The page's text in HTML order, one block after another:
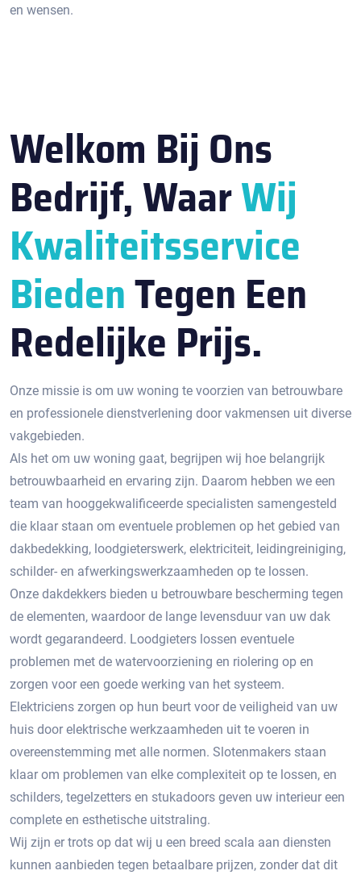
en wensen.​
Welkom Bij Ons
Bedrijf, WaarWij
Kwaliteitsservice
BiedenTegen Een
Redelijke Prijs.
Onze missie is om uw woning te voorzien van betrouwbare
en professionele dienstverlening door vakmensen uit diverse
vakgebieden.
Als het om uw woning gaat, begrijpen wij hoe belangrijk
betrouwbaarheid en ervaring zijn. Daarom hebben we een
team van hooggekwalificeerde specialisten samengesteld
die klaar staan om eventuele problemen op het gebied van
dakbedekking, loodgieterswerk, elektriciteit, leidingreiniging,
schilder- en afwerkingswerkzaamheden op te lossen.
Onze dakdekkers bieden u betrouwbare bescherming tegen
de elementen, waardoor de lange levensduur van uw dak
wordt gegarandeerd. Loodgieters lossen eventuele
problemen met de watervoorziening en riolering op en
zorgen voor een goede werking van het systeem.
Elektriciens zorgen op hun beurt voor de veiligheid van uw
huis door elektrische werkzaamheden uit te voeren in
overeenstemming met alle normen. Slotenmakers staan ​​
klaar om problemen van elke complexiteit op te lossen, en
schilders, tegelzetters en stukadoors geven uw interieur een
complete en esthetische uitstraling.
Wij zijn er trots op dat wij u een breed scala aan diensten
kunnen aanbieden tegen betaalbare prijzen, zonder dat dit